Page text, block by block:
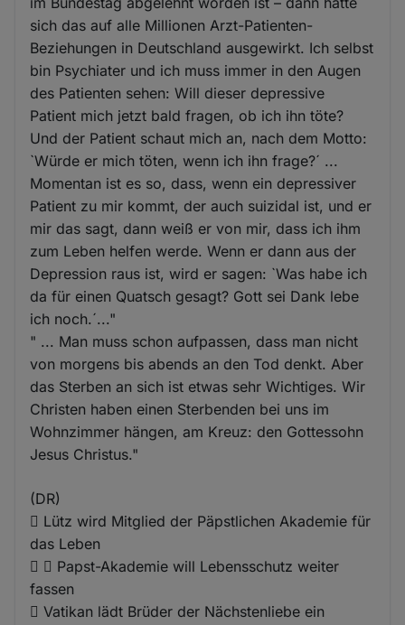
sich das auf alle Millionen Arzt-Patienten-
Beziehungen in Deutschland ausgewirkt. Ich selbst
bin Psychiater und ich muss immer in den Augen
des Patienten sehen: Will dieser depressive
Patient mich jetzt bald fragen, ob ich ihn töte?
Und der Patient schaut mich an, nach dem Motto:
`Würde er mich töten, wenn ich ihn frage?´ ...
Momentan ist es so, dass, wenn ein depressiver
Patient zu mir kommt, der auch suizidal ist, und er
mir das sagt, dann weiß er von mir, dass ich ihm
zum Leben helfen werde. Wenn er dann aus der
Depression raus ist, wird er sagen: `Was habe ich
da für einen Quatsch gesagt? Gott sei Dank lebe
ich noch.´..."
" ... Man muss schon aufpassen, dass man nicht
von morgens bis abends an den Tod denkt. Aber
das Sterben an sich ist etwas sehr Wichtiges. Wir
Christen haben einen Sterbenden bei uns im
Wohnzimmer hängen, am Kreuz: den Gottessohn
Jesus Christus."
(DR)
 Lütz wird Mitglied der Päpstlichen Akademie für
das Leben
  Papst-Akademie will Lebensschutz weiter
fassen
 Vatikan lädt Brüder der Nächstenliebe ein